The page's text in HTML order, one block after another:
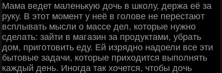
Мама ведет маленькую дочь в школу, держа её за
руку. В этот момент у неё в голове не перестают
всплывать мысли о массе дел, которые нужно
сделать: зайти в магазин за продуктами, убрать
дом, приготовить еду. Ей изрядно надоели все эти
бытовые задачи, которые приходится выполнять
каждый день. Иногда так хочется, чтобы дочь